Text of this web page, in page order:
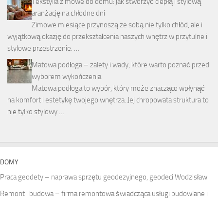
aranżację na chłodne dni
Zimowe miesiące przynoszą ze sobą nie tylko chłód, ale i
wyjątkową okazję do przekształcenia naszych wnętrz w przytulne i
stylowe przestrzenie. …
Matowa podłoga – zalety i wady, które warto poznać przed
wyborem wykończenia
Matowa podłoga to wybór, który może znacząco wpłynąć
na komfort i estetykę twojego wnętrza. Jej chropowata struktura to
nie tylko stylowy …
DOMY
Praca geodety – naprawa sprzętu geodezyjnego, geodeci Wodzisław
Remont i budowa – firma remontowa świadcząca usługi budowlane i